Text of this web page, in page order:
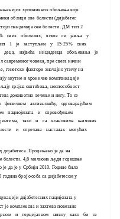
хрионичних обољења које
облици ове болести (дијабетес
пандемија ове болести. ДМ тип 2
свих оболелих, више се јавља у
1 је заступљен у 15-25% свих
деца, највећа инциденца обољевања је
човека, пре свега начин
генетски фактори значајно утичу на
акутне и хроничне компликације
трајна оштећења, неспособност
доживотно лечење и негу. То се
активношћу, одговарајућим
пациојената и спровођењем
тако и са члановима њихових
и спречава настанак могућих
Процењено је да на
болести. 4,6 милиона људи годишње
да је у Србији 2010. Године било
број особа са дијабетесом у
дијабетесних пацијената у
комплексна и захтева повезано
и терцијалном нивоу како би се